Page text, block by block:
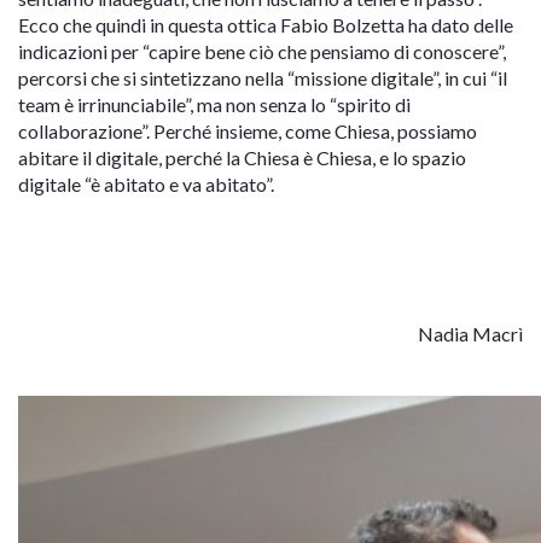
Ecco che quindi in questa ottica Fabio Bolzetta ha dato delle
indicazioni per “capire bene ciò che pensiamo di conoscere”,
percorsi che si sintetizzano nella “missione digitale”, in cui “il
team è irrinunciabile”, ma non senza lo “spirito di
collaborazione”. Perché insieme, come Chiesa, possiamo
abitare il digitale, perché la Chiesa è Chiesa, e lo spazio
digitale “è abitato e va abitato”.
Nadia Macrì